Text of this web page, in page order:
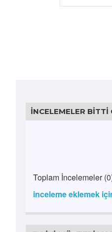
İNCELEMELER BITTI
Toplam İncelemeler
inceleme eklemek